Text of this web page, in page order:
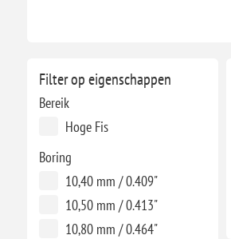
Filter op eigenschappen
Bereik
Hoge Fis
Boring
10,40 mm / 0.409"
10,50 mm / 0.413"
10,80 mm / 0.464"